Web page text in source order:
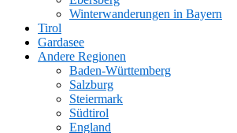
Winterwanderungen in Bayern
Tirol
Gardasee
Andere Regionen
Baden-Württemberg
Salzburg
Steiermark
Südtirol
England